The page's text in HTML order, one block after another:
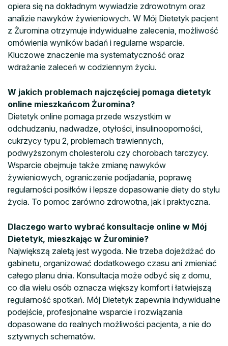
opiera się na dokładnym wywiadzie zdrowotnym oraz
analizie nawyków żywieniowych. W Mój Dietetyk pacjent
z Żuromina otrzymuje indywidualne zalecenia, możliwość
omówienia wyników badań i regularne wsparcie.
Kluczowe znaczenie ma systematyczność oraz
wdrażanie zaleceń w codziennym życiu.
W jakich problemach najczęściej pomaga dietetyk
online mieszkańcom Żuromina?
Dietetyk online pomaga przede wszystkim w
odchudzaniu, nadwadze, otyłości, insulinooporności,
cukrzycy typu 2, problemach trawiennych,
podwyższonym cholesterolu czy chorobach tarczycy.
Wsparcie obejmuje także zmianę nawyków
żywieniowych, ograniczenie podjadania, poprawę
regularności posiłków i lepsze dopasowanie diety do stylu
życia. To pomoc zarówno zdrowotna, jak i praktyczna.
Dlaczego warto wybrać konsultacje online w Mój
Dietetyk, mieszkając w Żurominie?
Największą zaletą jest wygoda. Nie trzeba dojeżdżać do
gabinetu, organizować dodatkowego czasu ani zmieniać
całego planu dnia. Konsultacja może odbyć się z domu,
co dla wielu osób oznacza większy komfort i łatwiejszą
regularność spotkań. Mój Dietetyk zapewnia indywidualne
podejście, profesjonalne wsparcie i rozwiązania
dopasowane do realnych możliwości pacjenta, a nie do
sztywnych schematów.